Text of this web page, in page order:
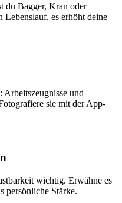
du Bagger, Kran oder
Lebenslauf, es erhöht deine
Arbeitszeugnisse und
sie mit der App-
wichtig. Erwähne es
persönliche Stärke.